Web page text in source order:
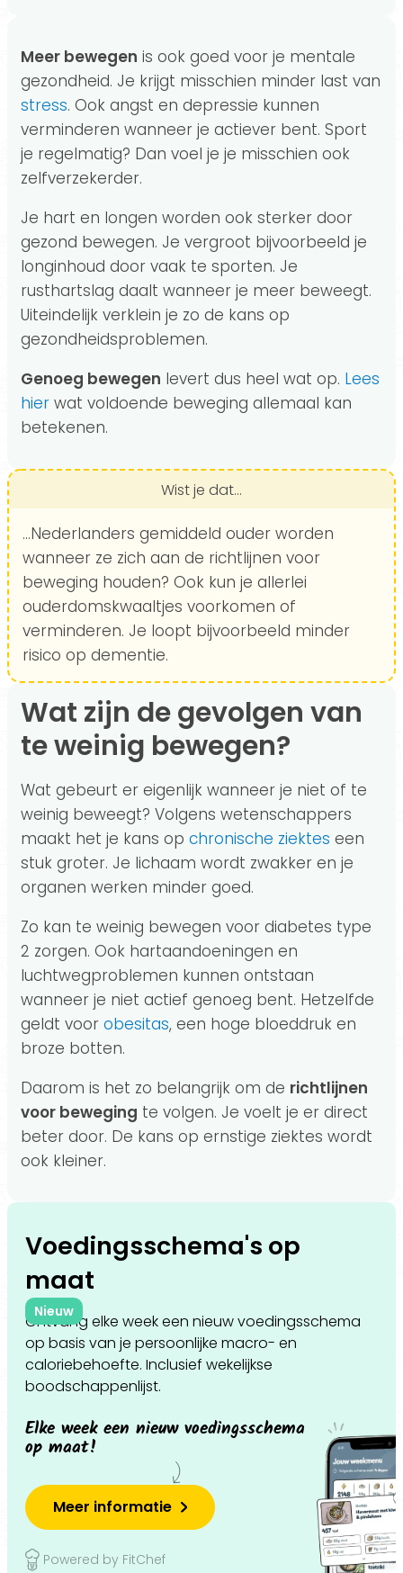
Meer bewegen is ook goed voor je mentale
gezondheid. Je krijgt misschien minder last van
stress. Ook angst en depressie kunnen
verminderen wanneer je actiever bent. Sport
je regelmatig? Dan voel je je misschien ook
zelfverzekerder.
Je hart en longen worden ook sterker door
gezond bewegen. Je vergroot bijvoorbeeld je
longinhoud door vaak te sporten. Je
rusthartslag daalt wanneer je meer beweegt.
Uiteindelijk verklein je zo de kans op
gezondheidsproblemen.
Genoeg bewegen levert dus heel wat op. Lees
hier wat voldoende beweging allemaal kan
betekenen.
Wist je dat...
...Nederlanders gemiddeld ouder worden
wanneer ze zich aan de richtlijnen voor
beweging houden? Ook kun je allerlei
ouderdomskwaaltjes voorkomen of
verminderen. Je loopt bijvoorbeeld minder
risico op dementie.
Wat zijn de gevolgen van
te weinig bewegen?
Wat gebeurt er eigenlijk wanneer je niet of te
weinig beweegt? Volgens wetenschappers
maakt het je kans op chronische ziektes een
stuk groter. Je lichaam wordt zwakker en je
organen werken minder goed.
Zo kan te weinig bewegen voor diabetes type
2 zorgen. Ook hartaandoeningen en
luchtwegproblemen kunnen ontstaan
wanneer je niet actief genoeg bent. Hetzelfde
geldt voor obesitas, een hoge bloeddruk en
broze botten.
Daarom is het zo belangrijk om de richtlijnen
voor beweging te volgen. Je voelt je er direct
beter door. De kans op ernstige ziektes wordt
ook kleiner.
Voedingsschema's op
maat
Nieuw
Ontvang elke week een nieuw voedingsschema
op basis van je persoonlijke macro- en
caloriebehoefte. Inclusief wekelijkse
boodschappenlijst.
Elke week een nieuw voedingsschema
op maat!
Meer informatie
Powered by FitChef